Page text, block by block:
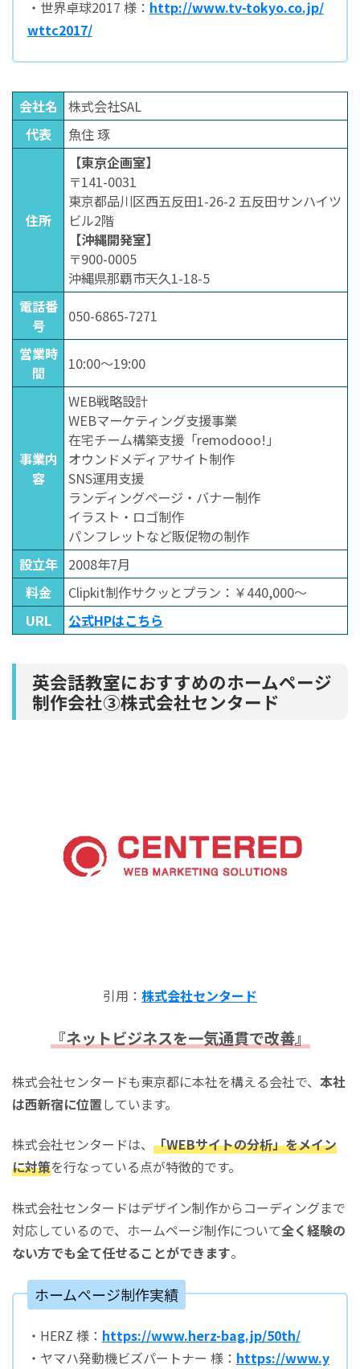
・世界卓球2017 様： http://www.tv-tokyo.co.jp/
wttc2017/
会社名
株式会社SAL
代表
魚住 琢
住所
【東京企画室】
〒141-0031
東京都品川区西五反田1-26-2 五反田サンハイツ
ビル2階
【沖縄開発室】
〒900-0005
沖縄県那覇市天久1-18-5
電話番
号
050-6865-7271
営業時
間
10:00〜19:00
事業内
容
WEB戦略設計
WEBマーケティング支援事業
在宅チーム構築支援「remodooo!」
オウンドメディアサイト制作
SNS運用支援
ランディングページ・バナー制作
イラスト・ロゴ制作
パンフレットなど販促物の制作
設立年
2008年7月
料金
Clipkit制作サクッとプラン：￥440,000～
URL
公式HPはこちら
英会話教室におすすめのホームページ
制作会社③株式会社センタード
引用： 株式会社センタード
『ネットビジネスを一気通貫で改善』
株式会社センタードも東京都に本社を構える会社で、 本社
は西新宿に位置 しています。
株式会社センタードは、 「WEBサイトの分析」をメイン
に対策を行なっている点が特徴的です。
株式会社センタードはデザイン制作からコーディングまで
対応しているので、ホームページ制作について全く経験の
ない方でも全て任せることができます。
ホームページ制作実績
・HERZ 様： https://www.herz-bag.jp/50th/
・ヤマハ発動機ビズパートナー 様： https://www.y